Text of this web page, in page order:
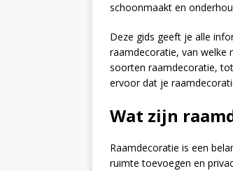
schoonmaakt en
Deze gids geeft je alle
raamdecoratie, van welke
soorten raamdecoratie,
ervoor dat je
Wat zijn
Raamdecoratie is een
ruimte toevoegen en